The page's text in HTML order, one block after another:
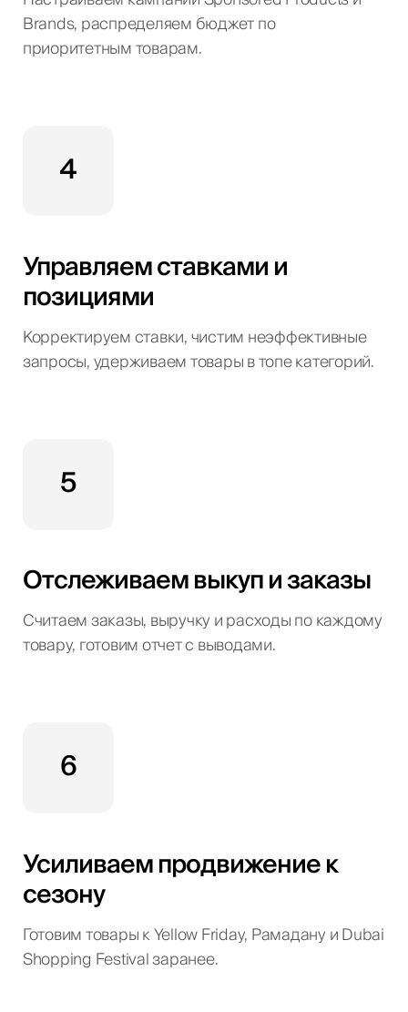
Brands, распределяем бюджет по
приоритетным товарам.
4
Управляем ставками и
позициями
Корректируем ставки, чистим неэффективные
запросы, удерживаем товары в топе категорий.
5
Отслеживаем выкуп и заказы
Считаем заказы, выручку и расходы по каждому
товару, готовим отчет с выводами.
6
Усиливаем продвижение к
сезону
Готовим товары к Yellow Friday, Рамадану и Dubai
Shopping Festival заранее.